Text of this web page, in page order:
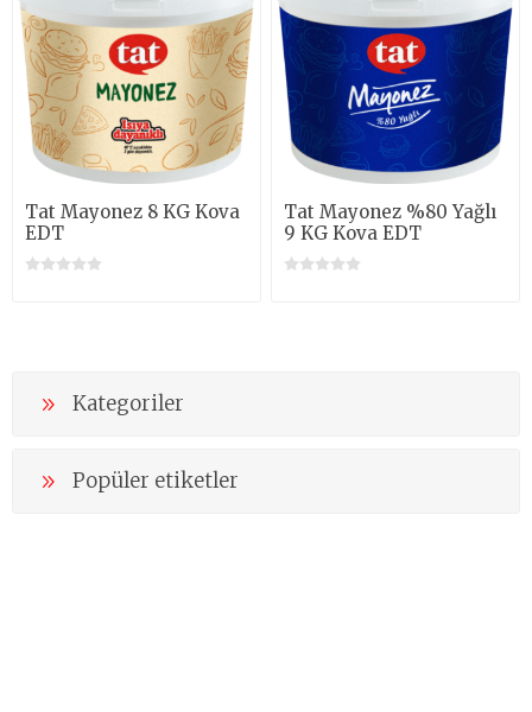
Tat Mayonez 8 KG Kova
EDT
Tat Mayonez %80 Yağlı
9 KG Kova EDT
Kategoriler
Popüler etiketler